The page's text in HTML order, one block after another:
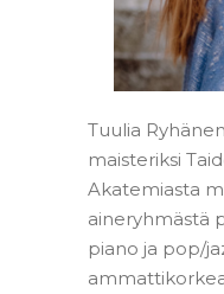
Tuulia
maisteriksi
Akatemiasta
aineryhmästä
piano ja pop/